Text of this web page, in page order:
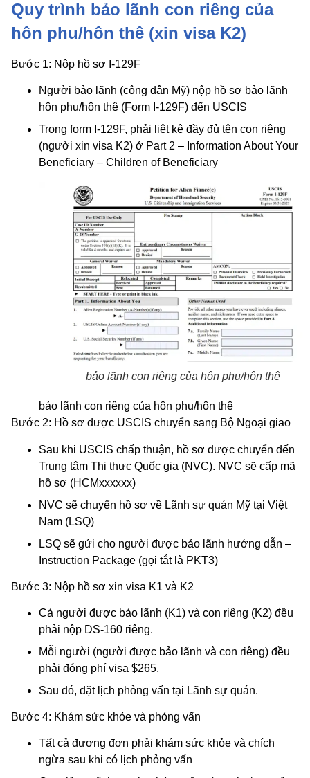
Quy trình bảo lãnh con riêng của
hôn phu/hôn thê (xin visa K2)
Bước 1: Nộp hồ sơ I-129F
Người bảo lãnh (công dân Mỹ) nộp hồ sơ bảo lãnh
hôn phu/hôn thê (Form I-129F) đến USCIS
Trong form I-129F, phải liệt kê đầy đủ tên con riêng
(người xin visa K2) ở Part 2 – Information About Your
Beneficiary – Children of Beneficiary
bảo lãnh con riêng của hôn phu/hôn thê
bảo lãnh con riêng của hôn phu/hôn thê
Bước 2: Hồ sơ được USCIS chuyển sang Bộ Ngoại giao
Sau khi USCIS chấp thuận, hồ sơ được chuyển đến
Trung tâm Thị thực Quốc gia (NVC). NVC sẽ cấp mã
hồ sơ (HCMxxxxxx)
NVC sẽ chuyển hồ sơ về Lãnh sự quán Mỹ tại Việt
Nam (LSQ)
LSQ sẽ gửi cho người được bảo lãnh hướng dẫn –
Instruction Package (gọi tắt là PKT3)
Bước 3: Nộp hồ sơ xin visa K1 và K2
Cả người được bảo lãnh (K1) và con riêng (K2) đều
phải nộp DS-160 riêng.
Mỗi người (người được bảo lãnh và con riêng) đều
phải đóng phí visa $265.
Sau đó, đặt lịch phỏng vấn tại Lãnh sự quán.
Bước 4: Khám sức khỏe và phỏng vấn
Tất cả đương đơn phải khám sức khỏe và chích
ngừa sau khi có lịch phỏng vấn